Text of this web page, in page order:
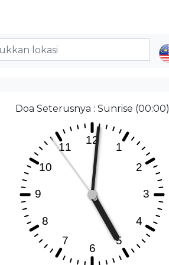
Doa Seterusnya : Sunrise (00:00)